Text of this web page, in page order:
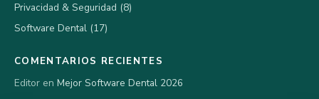
Privacidad & Seguridad (8)
Software Dental (17)
COMENTARIOS RECIENTES
Editor en Mejor Software Dental 2026